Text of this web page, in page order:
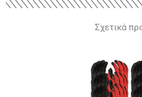
Σχετικά